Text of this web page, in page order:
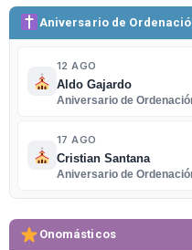
Aniversario de
12 AGO
Aldo Gajardo
Aniversario de
17 AGO
Cristian Santana
Aniversario de
Onomásticos